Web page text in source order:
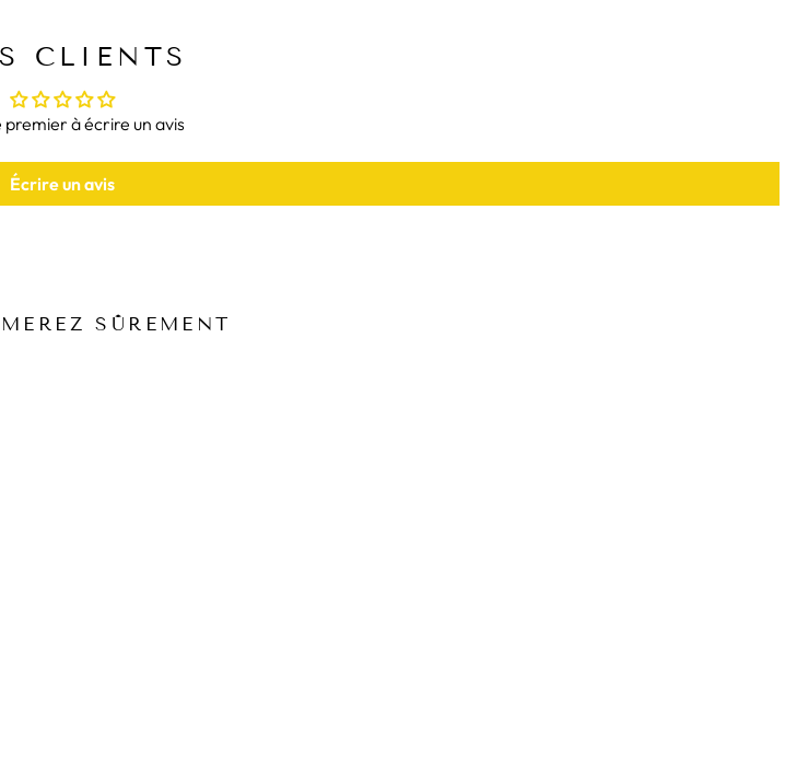
souleviez des poids, fassiez des tractions ou des exercices de kettlebell, ces gants seront vos
deSangles de Musculation
CLIENTS
premier à écrire un avis
Écrire un avis
SÛREMENT